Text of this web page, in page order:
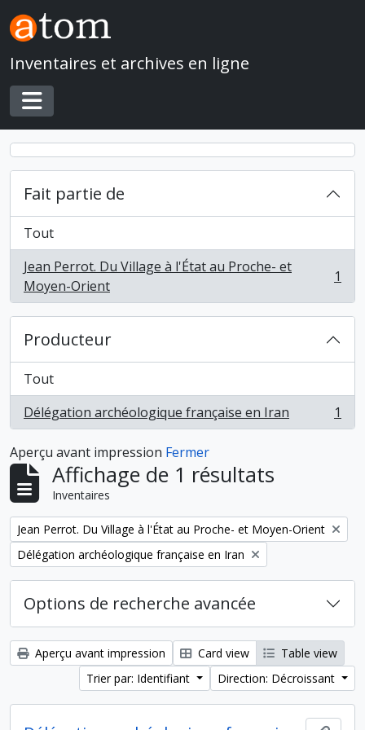
Skip to main content
Inventaires et archives en ligne
Toggle navigation
Fait partie de
Tout
Jean Perrot. Du Village à l'État au Proche- et
Moyen-Orient
, 1 résultats 1
Producteur
Tout
Délégation archéologique française en Iran
, 1 résultats 1
Aperçu avant impression Fermer
Affichage de 1 résultats
Inventaires
Remove filter:
Jean Perrot. Du Village à l'État au Proche- et Moyen-Orient
Remove filter:
Délégation archéologique française en Iran
Options de recherche avancée
Aperçu avant impression Card view
Table view
Trier par: Identifiant
Direction: Décroissant